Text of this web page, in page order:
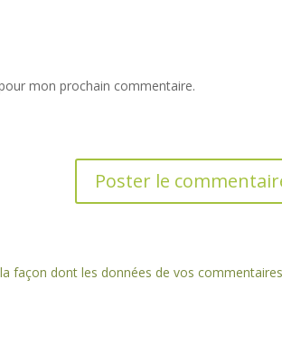
mon prochain commentaire.
façon dont les données de vos